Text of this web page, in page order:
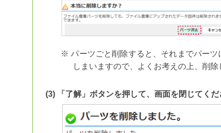
※ パーツごと削除すると、それまでパーツ
しまいますので、よくお考えの上、削除
(3) 「了解」ボタンを押して、画面を閉じてくだ